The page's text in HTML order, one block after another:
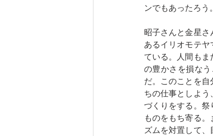
ンでもあったろう。
昭子さんと金星
あるイリオモテ
ている。人間も
の豊かさを損な
だ。このことを
ちの仕事としよ
づくりをする。祭
ものをもち寄る
ズムを対置して